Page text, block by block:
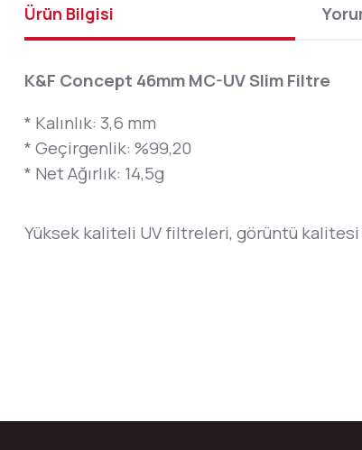
Ürün Bilgisi
K&F Concept 46mm MC-UV Slim Filtre
* Kalınlık: 3,6 mm
* Geçirgenlik: %99,20
* Net Ağırlık: 14,5g
Yüksek kaliteli UV filtreleri, görüntü